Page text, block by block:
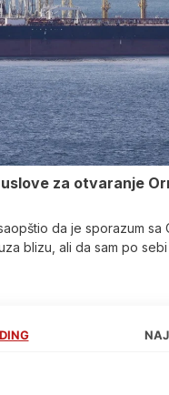
za otvaranje
da je sporazum sa
blizu, ali da sam po